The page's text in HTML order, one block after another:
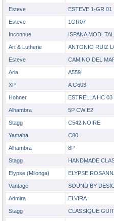
Esteve ESTEVE 1-GR 01
Esteve 1GR07
Inconnue ISPANA MOD.
Art & Lutherie ANTONIO RUIZ
Esteve CAMINO DEL
Aria A559
XP A G603
Hohner ESTRELLA HC 03
Alhambra 5P CW E2
Stagg C542 NOIRE
Yamaha C80
Alhambra 8P
Stagg HANDMADE
Elypse (Milonga) ELYPSE
Vantage SOUND BY
Admira ELVIRA
Stagg CLASSIQUE